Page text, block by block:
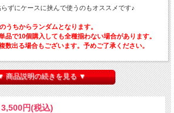
ずにケースに挟んで使うのもオススメです♪
うちからランダムとなります。
で10個購入しても全種揃わない場合があります。
出る場合もございます。予めご了承ください。
仕様
で先行販売された商品です。
商品説明の続きを見る ▼
3,500円(税込)